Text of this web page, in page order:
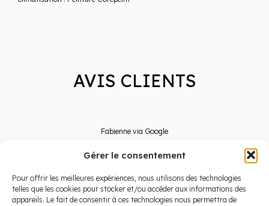
Gérer le consentement
Pour offrir les meilleures expériences, nous utilisons des technologies
telles que les cookies pour stocker et/ou accéder aux informations des
appareils. Le fait de consentir à ces technologies nous permettra de
AVIS CLIENTS
Fabienne via Google
« TRÈS BEL HÔTEL IDÉALEMENT
SITUÉ. LES CHAMBRES AVEC VUE
JOLIMENT DÉCORÉES. PERSONNEL
ACCUEILLANT. PETIT-DÉJEUNER
VARIÉ ET COPIEUX. «